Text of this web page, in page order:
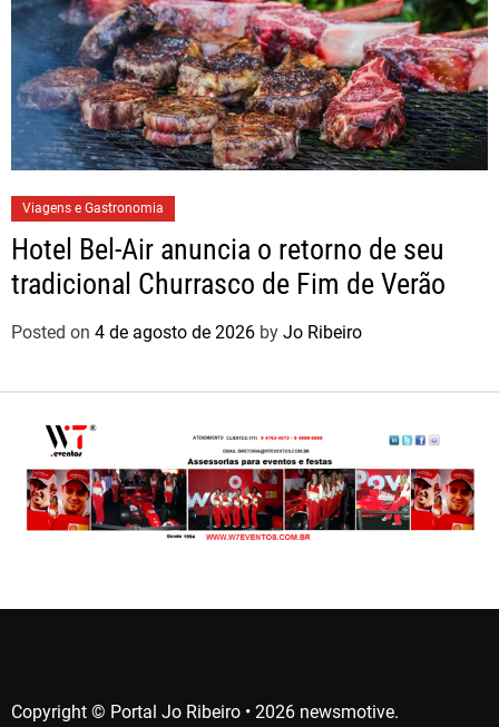
Viagens e Gastronomia
Hotel Bel-Air anuncia o retorno de seu
tradicional Churrasco de Fim de Verão
Posted on 4 de agosto de 2026 by Jo Ribeiro
Copyright © Portal Jo Ribeiro • 2026 newsmotive.